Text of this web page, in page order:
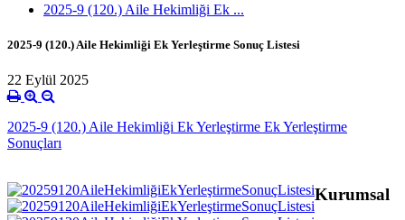
2025-9 (120.) Aile Hekimliği Ek ...
2025-9 (120.) Aile Hekimliği Ek Yerleştirme Sonuç Listesi
22 Eylül 2025
2025-9 (120.) Aile Hekimliği Ek Yerleştirme Ek Yerleştirme
Sonuçları
Kurumsal